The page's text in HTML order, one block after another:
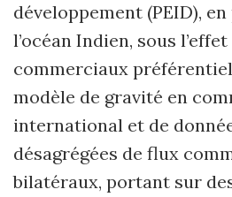
développement (PEID),
l’océan Indien, sous
commerciaux
modèle de gravité en
international et de
désagrégées de flux
bilatéraux, portant sur